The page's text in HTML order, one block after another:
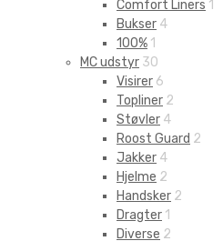
Comfort Liners 1
Bukser 4
100% 1
MC udstyr 30
Visirer 6
Topliner 2
Støvler 4
Roost Guard 2
Jakker 4
Hjelme 2
Handsker 2
Dragter 1
Diverse 2